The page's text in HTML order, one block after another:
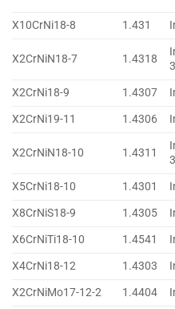
X10CrNi18-8 1.431
X2CrNiN18-7 1.4318
X2CrNi18-9 1.4307
X2CrNi19-11
1.4306
X2CrNiN18-10 1.4311
X5CrNi18-10 1.4301
X8CrNiS18-9
1.4305
X6CrNiTi18-10
1.4541
X4CrNi18-12
1.4303
X2CrNiMo17-12-2
1.4404